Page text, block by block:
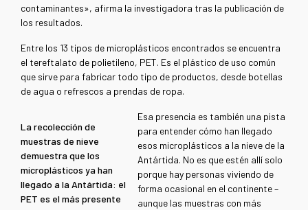
contaminantes», afirma la investigadora tras la publicación de
los resultados.
Entre los 13 tipos de microplásticos encontrados se encuentra
el tereftalato de polietileno, PET. Es el plástico de uso común
que sirve para fabricar todo tipo de productos, desde botellas
de agua o refrescos a prendas de ropa.
La recolección de
muestras de nieve
demuestra que los
microplásticos ya han
llegado a la Antártida: el
PET es el más presente
Esa presencia es también una pista
para entender cómo han llegado
esos microplásticos a la nieve de la
Antártida. No es que estén allí solo
porque hay personas viviendo de
forma ocasional en el continente –
aunque las muestras con más